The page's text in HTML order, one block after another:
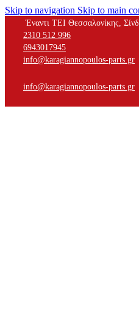
Skip to navigation Skip to main
Έναντι ΤΕΙ Θεσσαλονίκης,
2310 512 996
6943017945
info@karagiannopoulos-parts.gr
info@karagiannopoulos-parts.gr